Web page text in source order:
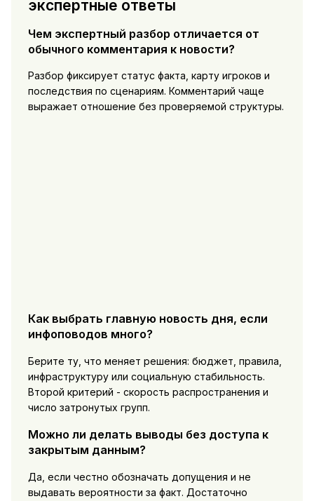
экспертные ответы
Чем экспертный разбор отличается от
обычного комментария к новости?
Разбор фиксирует статус факта, карту игроков и
последствия по сценариям. Комментарий чаще
выражает отношение без проверяемой структуры.
Как выбрать главную новость дня, если
инфоповодов много?
Берите ту, что меняет решения: бюджет, правила,
инфраструктуру или социальную стабильность.
Второй критерий - скорость распространения и
число затронутых групп.
Можно ли делать выводы без доступа к
закрытым данным?
Да, если честно обозначать допущения и не
выдавать вероятности за факт. Достаточно